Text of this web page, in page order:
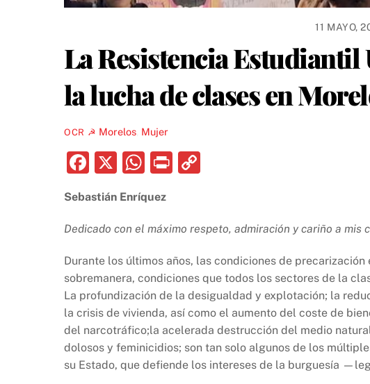
11 MAYO,
La Resistencia
la lucha de clases en
OCR ☭ Morelos Mujer
F
c
e
b
o
o
k
X
W
at
s
p
p
P
y
n
k
Sebastián Enríquez
Dedicado con el máximo respeto, admiración y cariño a mis
Durante los últimos años, las condiciones de
sobremanera, condiciones que todos los sectores de la
La profundización de la desigualdad y explotación; la
la crisis de vivienda, así como el aumento del coste de
del narcotráfico;la acelerada destrucción del medio
dolosos y feminicidios; son tan solo algunos de los
su Estado, que defiende los intereses de la burguesía